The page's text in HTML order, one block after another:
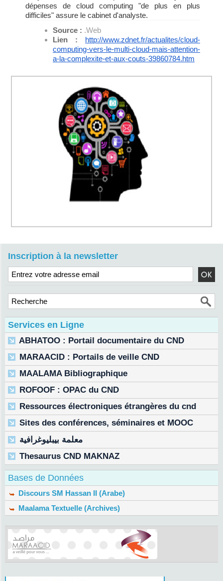
dépenses de cloud computing "de plus en plus
difficiles" assure le cabinet d'analyste.
Source : .Web
Lien : http://www.zdnet.fr/actualites/cloud-
computing-vers-le-multi-cloud-mais-attention-
a-la-complexite-et-aux-couts-39860784.htm
Inscription à la newsletter
Services en Ligne
ABHATOO : Portail documentaire du CND
MARAACID : Portails de veille CND
MAALAMA Bibliographique
ROFOOF : OPAC du CND
Ressources électroniques étrangères du cnd
Sites des conférences, séminaires et MOOC
معلمة بيبليوغرافية
Thesaurus CND MAKNAZ
Bases de Données
Discours SM Hassan II (Arabe)
Maalama Textuelle (Archives)